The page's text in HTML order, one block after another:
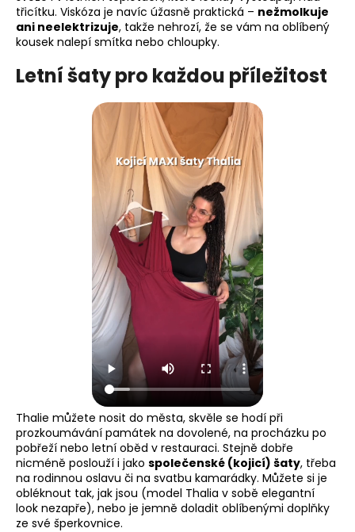
třicítku. Viskóza je navíc úžasně praktická – nežmolkuje
ani neelektrizuje, takže nehrozí, že se vám na oblíbený
kousek nalepí smítka nebo chloupky.
Letní šaty pro každou příležitost
Thalie můžete nosit do města, skvěle se hodí při
prozkoumávání památek na dovolené, na procházku po
pobřeží nebo letní oběd v restauraci. Stejně dobře
nicméně poslouží i jako společenské (kojicí) šaty, třeba
na rodinnou oslavu či na svatbu kamarádky. Můžete si je
obléknout tak, jak jsou (model Thalia v sobě elegantní
look nezapře), nebo je jemně doladit oblíbenými doplňky
ze své šperkovnice.